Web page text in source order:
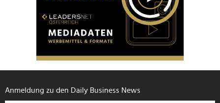
Anmeldung zu den Daily Business News